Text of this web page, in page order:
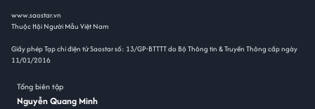
www.saostar.vn
Thuộc Hội Người Mẫu Việt Nam
Giấy phép Tạp chí điện tử Saostar số: 13/GP-BTTTT do Bộ Thông tin & Truyền Thông cấp ngày
11/01/2016
Tổng biên tập
Nguyễn Quang Minh